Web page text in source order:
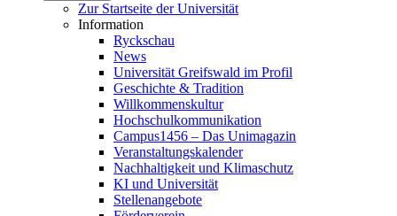
Zur Startseite der Universität
Information
Ryckschau
News
Universität Greifswald im Profil
Geschichte & Tradition
Willkommenskultur
Hochschulkommunikation
Campus1456 – Das Unimagazin
Veranstaltungskalender
Nachhaltigkeit und Klimaschutz
KI und Universität
Stellenangebote